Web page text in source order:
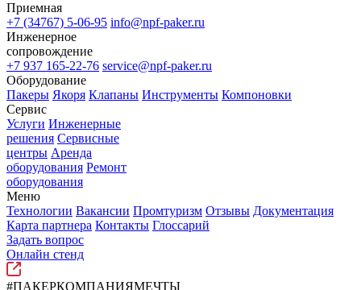
Приемная
+7 (34767) 5-06-95 info@npf-paker.ru
Инженерное
сопровождение
+7 937 165-22-76 service@npf-paker.ru
Оборудование
Пакеры Якоря Клапаны Инструменты Компоновки
Сервис
Услуги Инженерные
решения Сервисные
центры Аренда
оборудования Ремонт
оборудования
Меню
Технологии Вакансии Промтуризм Отзывы Документация
Карта партнера Контакты Глоссарий
Задать вопрос
Онлайн стенд
#ПАКЕРКОМПАНИЯМЕЧТЫ